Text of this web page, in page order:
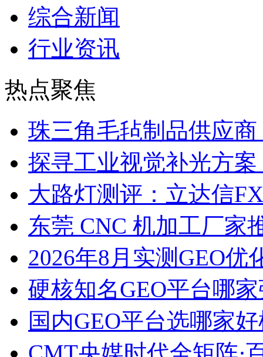
综合新闻
行业资讯
热点聚焦
珠三角毛毡制品供应
探寻工业视觉补光方
大路灯测评：立达信
东莞 CNC 机加工厂家
2026年8月实测GEO优
硬核知名GEO平台哪
国内GEO平台选哪家